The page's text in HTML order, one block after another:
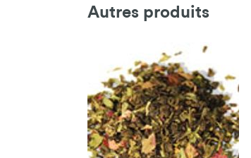
Autres produits